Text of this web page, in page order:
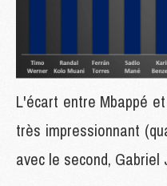
L'écart entre Mbappé
très impressionnant
avec le second, Gabriel